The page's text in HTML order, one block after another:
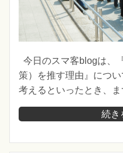
今日のスマ客blogは、
策）を推す理由』につ
考えるといったとき、
続